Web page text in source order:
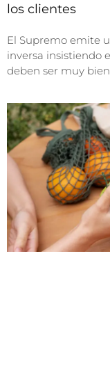
los clientes
El Supremo emite
inversa insistiendo
deben ser muy